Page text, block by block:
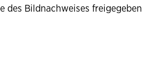
des Bildnachweises freigegeben